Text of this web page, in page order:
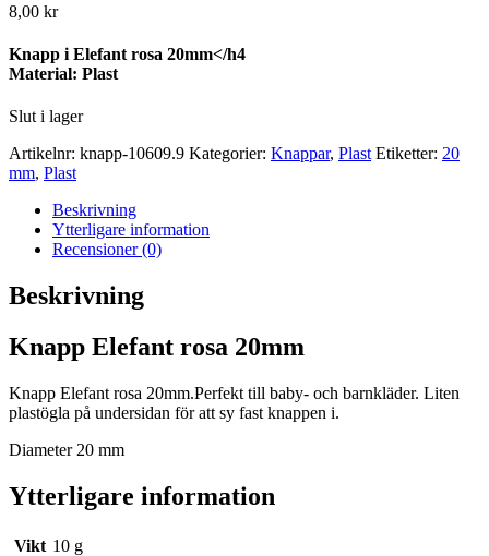
8,00 kr
Knapp i Elefant rosa 20mm</h4
Material: Plast
Slut i lager
Artikelnr: knapp-10609.9 Kategorier: Knappar, Plast Etiketter: 20
mm, Plast
Beskrivning
Ytterligare information
Recensioner (0)
Beskrivning
Knapp Elefant rosa 20mm
Knapp Elefant rosa 20mm.Perfekt till baby- och barnkläder. Liten
plastögla på undersidan för att sy fast knappen i.
Diameter 20 mm
Ytterligare information
Vikt 10 g